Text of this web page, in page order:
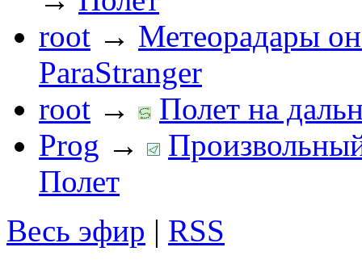
root → Метеорадары
ParaStranger
root →
Полет на
Prog →
Полет
Весь эфир | RSS